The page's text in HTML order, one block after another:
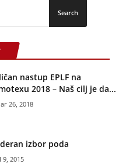
nastup EPLF na
2018 – Naš cilj je da...
26, 2018
izbor poda
2015